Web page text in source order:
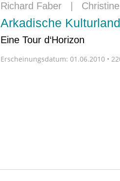
Richard Faber
Arkadische
Eine Tour d‘Horizon
Erscheinungsdatum: 01.06.2010 •